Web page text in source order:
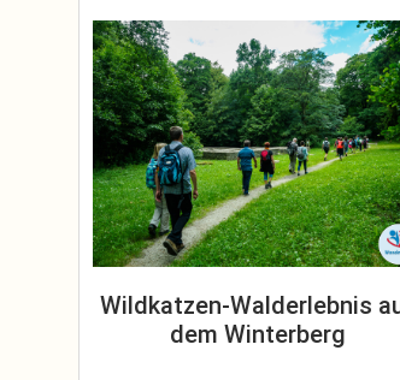
Wildkatzen-Walderlebnis
dem Winterberg